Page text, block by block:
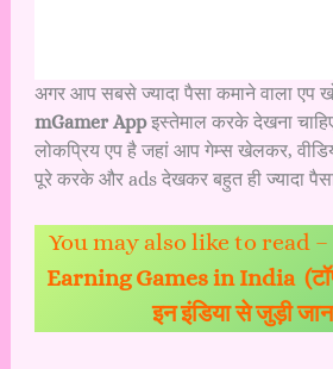
अगर आप सबसे ज्यादा पैसा कमाने वाला एप
mGamer Appइस्तेमाल करके देखना
लोकप्रिय एप है जहां आप गेम्स खेलकर,
पूरे करके और ads देखकर बहुत ही ज्यादा
You may also like to read –
Earning Games in India (टॉप
इन इंडिया से जुड़ी